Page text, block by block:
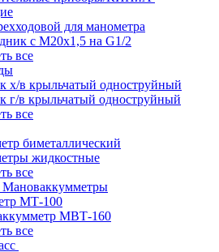
для манометра
с М20х1,5 на G1/2
все
х/в крыльчатый одноструйный
г/в крыльчатый одноструйный
все
биметаллический
жидкостные
все
МТ-100
МВТ-160
все